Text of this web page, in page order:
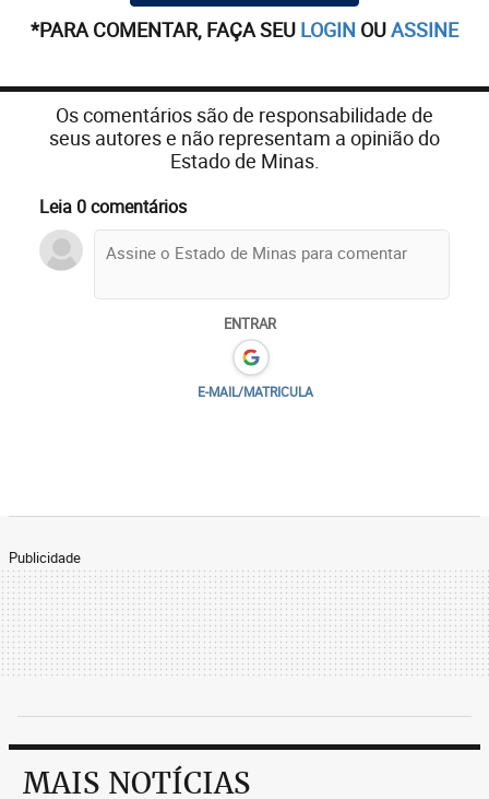
*PARA COMENTAR, FAÇA SEU LOGIN OUASSINE
Os comentários são de responsabilidade de
seus autores e não representam a opinião do
Estado de Minas.
Leia 0 comentários
ENTRAR
E-MAIL/MATRICULA
Publicidade
MAIS NOTÍCIAS